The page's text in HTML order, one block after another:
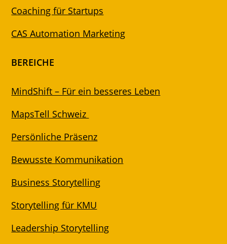
Coaching für Startups
CAS Automation Marketing
BEREICHE
MindShift – Für ein besseres Leben
MapsTell Schweiz
Persönliche Präsenz
Bewusste Kommunikation
Business Storytelling
Storytelling für KMU
Leadership Storytelling